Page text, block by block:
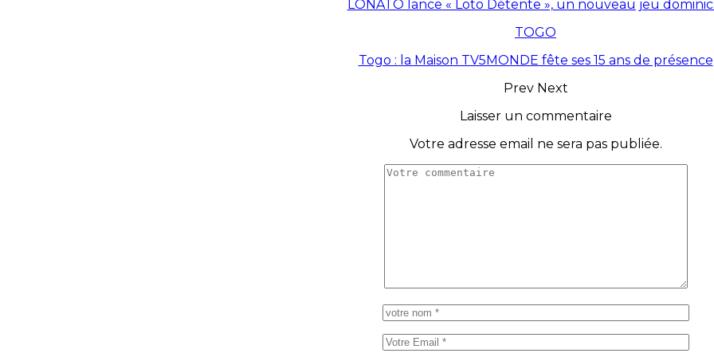
LONATO lance « Loto Détente », un nouveau jeu
TOGO
Togo : la Maison TV5MONDE fête ses 15 ans de présence
Prev Next
Laisser un commentaire
Votre adresse email ne sera pas publiée.